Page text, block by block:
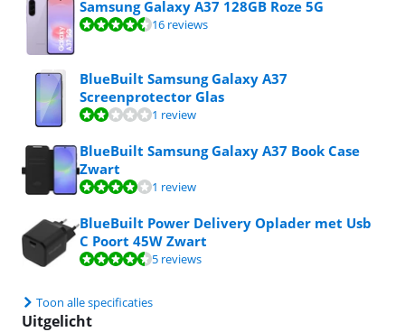
Samsung Galaxy A37 128GB Roze 5G
Beoordeling is 9,3 van de 10, gebaseerd op 16 reviews.
16 reviews
BlueBuilt Samsung Galaxy A37
Screenprotector Glas
Beoordeling is 4,4 van de 10, gebaseerd op 1 review.
1 review
BlueBuilt Samsung Galaxy A37 Book Case
Zwart
Beoordeling is 8,0 van de 10, gebaseerd op 1 review.
1 review
BlueBuilt Power Delivery Oplader met Usb
C Poort 45W Zwart
Beoordeling is 8,6 van de 10, gebaseerd op 5 reviews.
5 reviews
Toon alle specificaties
Uitgelicht